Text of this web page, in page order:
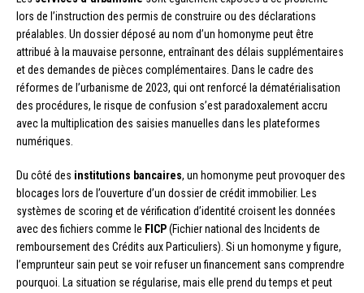
lors de l’instruction des permis de construire ou des déclarations
préalables. Un dossier déposé au nom d’un homonyme peut être
attribué à la mauvaise personne, entraînant des délais supplémentaires
et des demandes de pièces complémentaires. Dans le cadre des
réformes de l’urbanisme de 2023, qui ont renforcé la dématérialisation
des procédures, le risque de confusion s’est paradoxalement accru
avec la multiplication des saisies manuelles dans les plateformes
numériques.
Du côté des institutions bancaires, un homonyme peut provoquer des
blocages lors de l’ouverture d’un dossier de crédit immobilier. Les
systèmes de scoring et de vérification d’identité croisent les données
avec des fichiers comme le FICP(Fichier national des Incidents de
remboursement des Crédits aux Particuliers). Si un homonyme y figure,
l’emprunteur sain peut se voir refuser un financement sans comprendre
pourquoi. La situation se régularise, mais elle prend du temps et peut